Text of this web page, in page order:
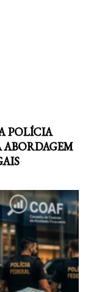
POLÍCIA
ABORDAGEM